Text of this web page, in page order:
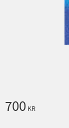
700 KR